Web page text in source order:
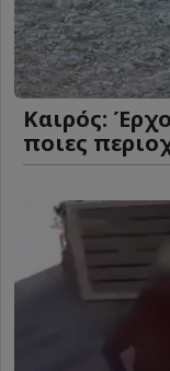
Καιρός:
ποιες